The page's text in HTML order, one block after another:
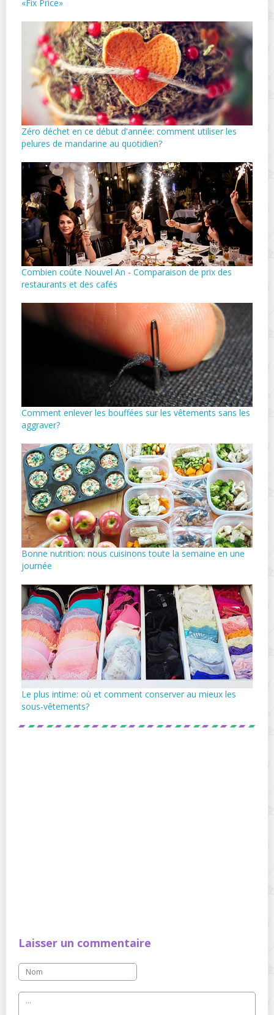
«Fix Price»
Zéro déchet en ce début d'année: comment utiliser les
pelures de mandarine au quotidien?
Combien coûte Nouvel An - Comparaison de prix des
restaurants et des cafés
Comment enlever les bouffées sur les vêtements sans les
aggraver?
Bonne nutrition: nous cuisinons toute la semaine en une
journée
Le plus intime: où et comment conserver au mieux les
sous-vêtements?
Laisser un commentaire